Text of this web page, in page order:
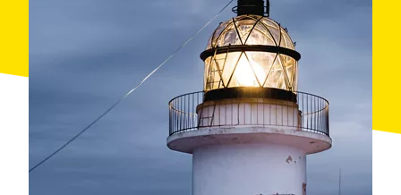
de Creus fins a arribar a la població de Roses.